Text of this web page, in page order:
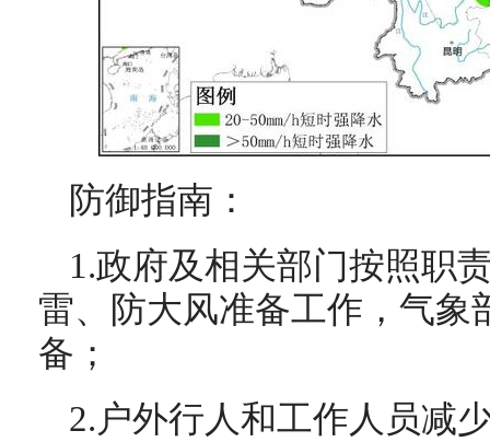
防御指南：
1.政府及相关部门按照职
雷、防大风准备工作，气象
备；
2.户外行人和工作人员减